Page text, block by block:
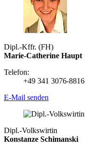
Dipl.-Kffr. (FH)
Marie-Catherine Haupt
Telefon:
+49 341 3076-8816
E-Mail senden
Dipl.-Volkswirtin
Konstanze Schimanski